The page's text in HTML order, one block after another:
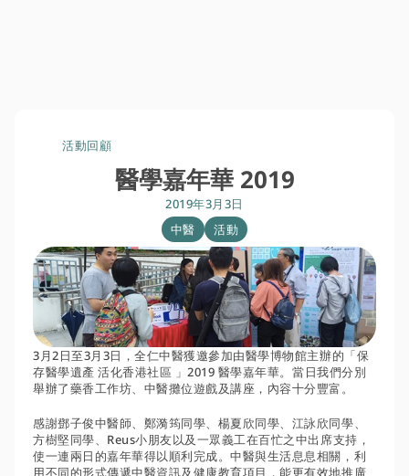
活動回顧
醫學嘉年華 2019
2019年3月3日
中醫
活動
3月2日至3月3日，全仁中醫獲邀參加由醫學博物館主辦的「保
存醫學遺產 活化香港社區 」2019 醫學嘉年華。當日我們分別
舉辦了藥香工作坊、中醫攤位遊戲及講座，內容十分豐富。
感謝鄧子俊中醫師、鄭漪筠同學、楊夏欣同學、江詠欣同學、
方樹堅同學、Reus小朋友以及一眾義工在百忙之中出席支持，
使一連兩日的嘉年華得以順利完成。中醫與生活息息相關，利
用不同的形式傳遞中醫資訊及健康教育項目，能更有效地推廣